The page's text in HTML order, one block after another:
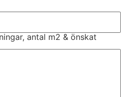
antal m2 & önskat